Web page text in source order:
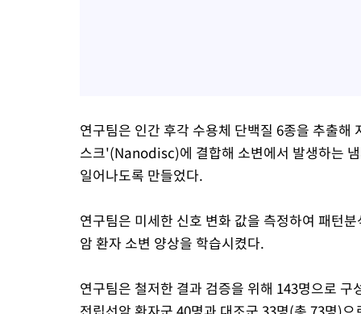
연구팀은 인간 후각 수용체 단백질 6종을 추출
스크'(Nanodisc)에 결합해 소변에서 발생하는
일어나도록 만들었다.
연구팀은 미세한 신호 변화 값을 측정하여 패턴
암 환자 소변 양상을 학습시켰다.
연구팀은 철저한 결과 검증을 위해 143명으로